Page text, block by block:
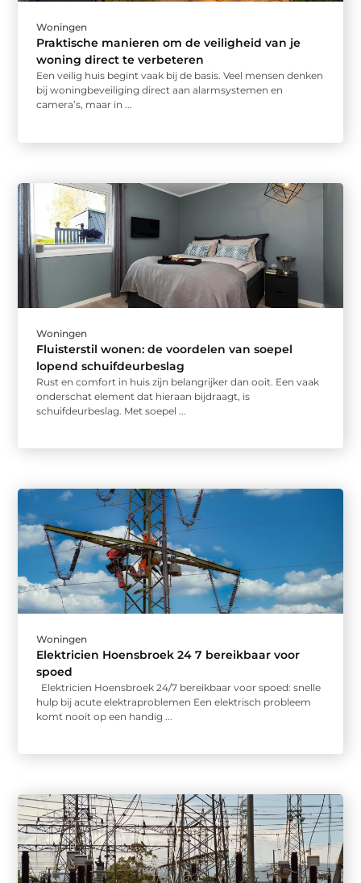
Woningen
Praktische manieren om de veiligheid van je
woning direct te verbeteren
Een veilig huis begint vaak bij de basis. Veel mensen denken
bij woningbeveiliging direct aan alarmsystemen en
camera’s, maar in ...
Woningen
Fluisterstil wonen: de voordelen van soepel
lopend schuifdeurbeslag
Rust en comfort in huis zijn belangrijker dan ooit. Een vaak
onderschat element dat hieraan bijdraagt, is
schuifdeurbeslag. Met soepel ...
Woningen
Elektricien Hoensbroek 24 7 bereikbaar voor
spoed
Elektricien Hoensbroek 24/7 bereikbaar voor spoed: snelle
hulp bij acute elektraproblemen Een elektrisch probleem
komt nooit op een handig ...